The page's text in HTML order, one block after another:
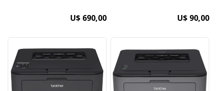
U$ 690,00 U$ 90,00